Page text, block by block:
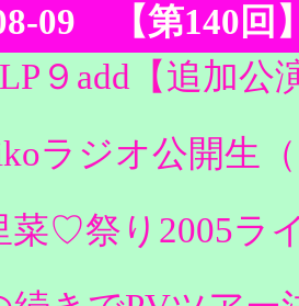
09 【第140回
９add【追加
ラジオ公開生
菜♡祭り2005ラ